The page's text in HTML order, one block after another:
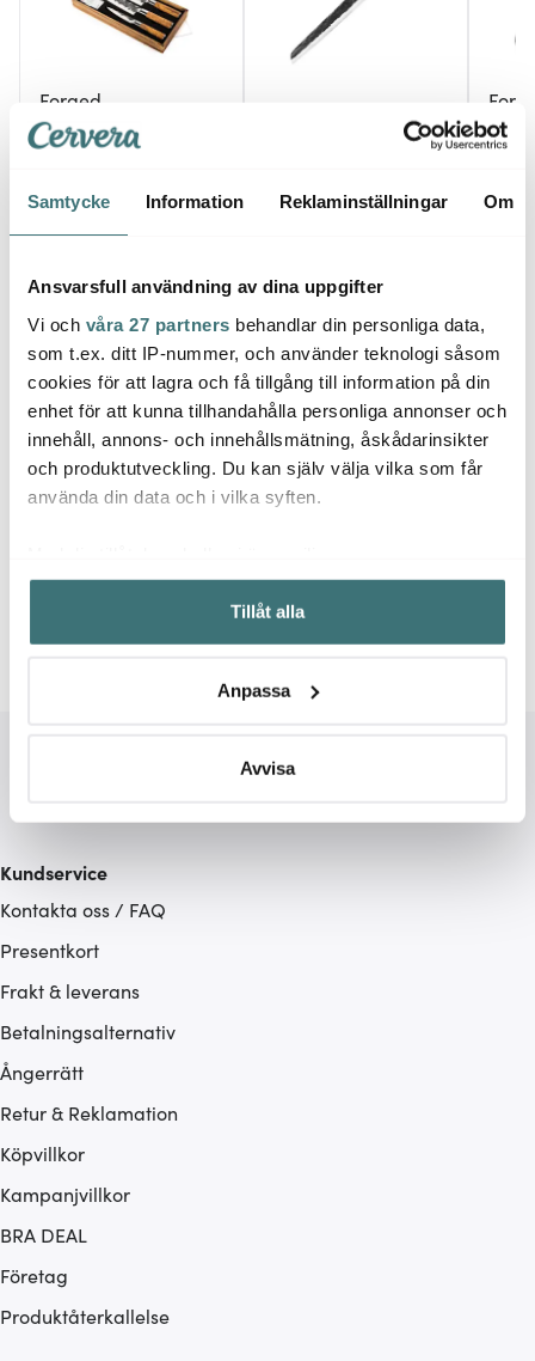
Samtycke Information Reklaminställningar Om
Ansvarsfull användning av dina uppgifter
Vi och våra 27 partners behandlar din personliga data,
som t.ex. ditt IP-nummer, och använder teknologi såsom
cookies för att lagra och få tillgång till information på din
enhet för att kunna tillhandahålla personliga annonser och
innehåll, annons- och innehållsmätning, åskådarinsikter
och produktutveckling. Du kan själv välja vilka som får
använda din data och i vilka syften.
Samla in information om din geografiska plats som
kan ha en noggrannhet på upp till flera meter
Identifiera din enhet genom att aktivt skanna den för
Ta reda på mer om hur dina personliga uppgifter
Du kan ändra eller dra tillbaka ditt samtycke när som
ska anpassas efter det som vi tror att du tycker om. Det
gör också att vi kan analysera vår trafik och göra
som du vill dela med dig av.
Tillåt alla
Anpassa
Avvisa
Forged
Knivset 3 delar
35/32/25 cm Olive
2919 kr
Brödkniv 35 cm Olive
1059 kr
Olive
1149
Låt dig inspireras av våra kunder
Forged
Kundservice
Kontakta oss / FAQ
Presentkort
Frakt & leverans
Betalningsalternativ
Ångerrätt
Retur & Reklamation
Köpvillkor
Kampanjvillkor
BRA DEAL
Företag
Produktåterkallelse